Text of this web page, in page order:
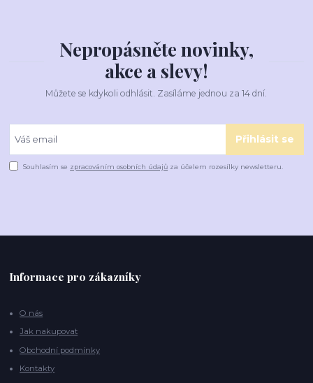
Nepropásněte novinky,
akce a slevy!
Můžete se kdykoli odhlásit. Zasíláme jednou za 14 dní.
Přihlásit se
Souhlasím se zpracováním osobních údajů za účelem rozesílky newsletteru.
Informace pro zákazníky
O nás
Jak nakupovat
Obchodní podmínky
Kontakty